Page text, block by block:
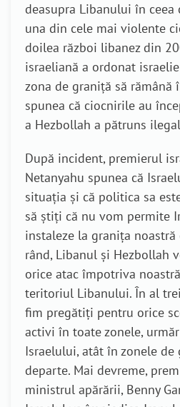
deasupra Libanului în
una din cele mai violente
doilea război libanez din
israeliană a ordonat
zona de graniță să rămână
spunea că ciocnirile au
a Hezbollah a pătruns
După incident, premierul
Netanyahu spunea că
situația și că politica sa
să știți că nu vom permite
instaleze la granița
rând, Libanul și Hezbollah
orice atac împotriva
teritoriul Libanului. În al
fim pregătiți pentru orice
activi în toate zonele,
Israelului, atât în zonele de
departe. Mai devreme,
ministrul apărării, Benny